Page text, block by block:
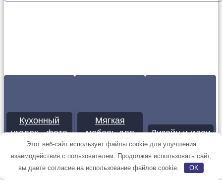
Кухонный
уголок - фото
модных
новинок 2022
года в
Мягкая
мебель для
гостиной в
современном
стиле (60+
Дизайн и идеи
планировки
гардеробной
комнаты в
Этот веб-сайт использует файлы cookie для улучшения
взаимодействия с пользователем. Продолжая использовать сайт,
вы даете согласие на использование файлов cookie.
OK